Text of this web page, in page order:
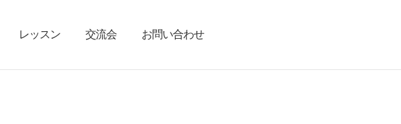
レッスン 交流会 お問い合わせ